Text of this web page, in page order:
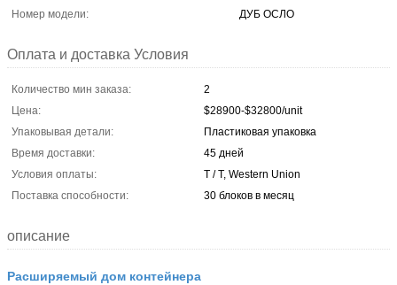
Номер модели:
ДУБ ОСЛО
Оплата и доставка Условия
Количество мин заказа:
2
Цена:
$28900-$32800/unit
Упаковывая детали:
Пластиковая упаковка
Время доставки:
45 дней
Условия оплаты:
T / T, Western Union
Поставка способности:
30 блоков в месяц
описание
Расширяемый дом контейнера